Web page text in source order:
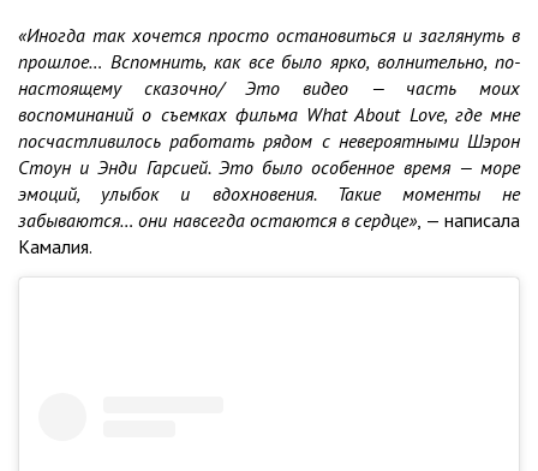
«Иногда так хочется просто остановиться и заглянуть в
прошлое… Вспомнить, как все было ярко, волнительно, по-
настоящему сказочно/ Это видео — часть моих
воспоминаний о съемках фильма What About Love, где мне
посчастливилось работать рядом с невероятными Шэрон
Стоун и Энди Гарсией. Это было особенное время — море
эмоций, улыбок и вдохновения. Такие моменты не
забываются… они навсегда остаются в сердце», — написала
Камалия.